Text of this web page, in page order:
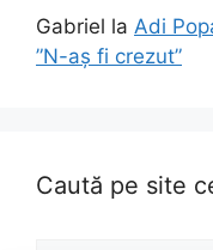
Gabriel la Adi
”N-aș fi crezut”
Caută pe site